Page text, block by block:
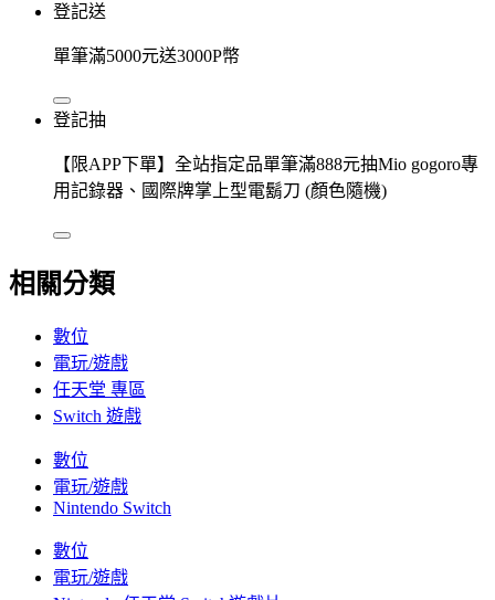
登記送
單筆滿5000元送3000P幣
登記抽
【限APP下單】全站指定品單筆滿888元抽Mio gogoro專
用記錄器、國際牌掌上型電鬍刀 (顏色隨機)
相關分類
數位
電玩/遊戲
任天堂 專區
Switch 遊戲
數位
電玩/遊戲
Nintendo Switch
數位
電玩/遊戲